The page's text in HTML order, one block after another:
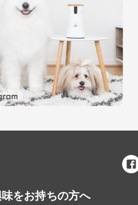
味をお持ちの方へ